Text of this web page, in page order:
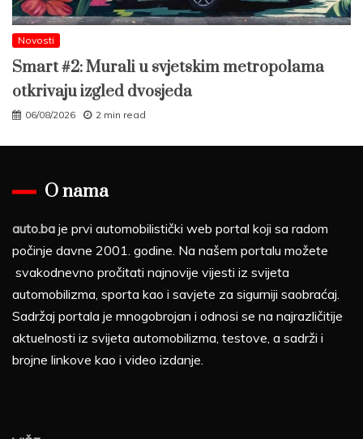
Novosti
Smart #2: Murali u svjetskim metropolama
otkrivaju izgled dvosjeda
06/08/2026 2 min read
O nama
auto.ba je prvi automobilistički web portal koji sa radom
počinje davne 2001. godine. Na našem portalu možete
svakodnevno pročitati najnovije vijesti iz svijeta
automobilizma, sporta kao i savjete za sigurniji saobraćaj.
Sadržaj portala je mnogobrojan i odnosi se na najrazličitije
aktuelnosti iz svijeta automobilizma, testove, a sadrži i
brojne linkove kao i video izdanje.